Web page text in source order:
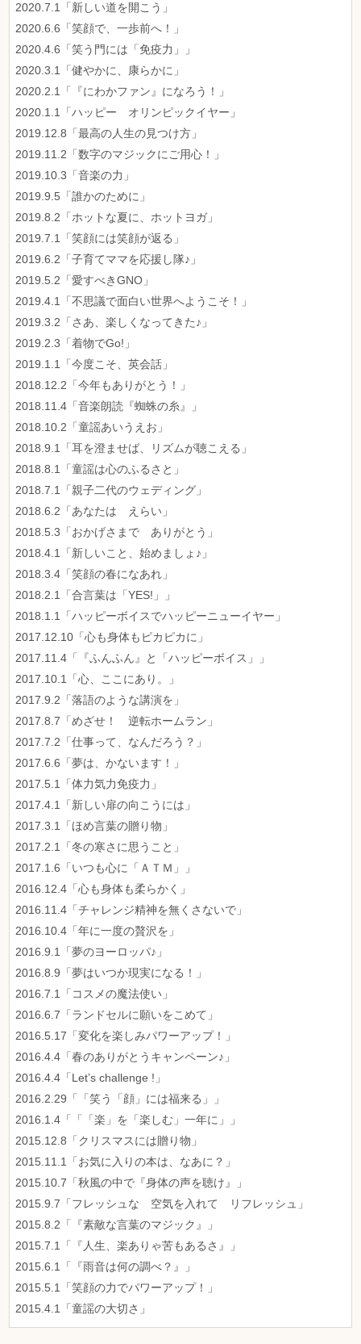
2020.7.1「新しい道を開こう」
2020.6.6「笑顔で、一歩前へ！」
2020.4.6「笑う門には「免疫力」」
2020.3.1「健やかに、康らかに」
2020.2.1「『にわかファン』になろう！」
2020.1.1「ハッピー オリンピックイヤー」
2019.12.8「最高の人生の見つけ方」
2019.11.2「数字のマジックにご用心！」
2019.10.3「音楽の力」
2019.9.5「誰かのために」
2019.8.2「ホットな夏に、ホットヨガ」
2019.7.1「笑顔には笑顔が返る」
2019.6.2「子育てママを応援し隊♪」
2019.5.2「愛すべきGNO」
2019.4.1「不思議で面白い世界へようこそ！」
2019.3.2「さあ、楽しくなってきた♪」
2019.2.3「着物でGo!」
2019.1.1「今度こそ、英会話」
2018.12.2「今年もありがとう！」
2018.11.4「音楽朗読『蜘蛛の糸』」
2018.10.2「童謡あいうえお」
2018.9.1「耳を澄ませば、リズムが聴こえる」
2018.8.1「童謡は心のふるさと」
2018.7.1「親子二代のウェディング」
2018.6.2「あなたは えらい」
2018.5.3「おかげさまで ありがとう」
2018.4.1「新しいこと、始めましょ♪」
2018.3.4「笑顔の春になあれ」
2018.2.1「合言葉は「YES!」」
2018.1.1「ハッピーボイスでハッピーニューイヤー」
2017.12.10「心も身体もピカピカに」
2017.11.4「『ふんふん』と「ハッピーボイス」」
2017.10.1「心、ここにあり。」
2017.9.2「落語のような講演を」
2017.8.7「めざせ！ 逆転ホームラン」
2017.7.2「仕事って、なんだろう？」
2017.6.6「夢は、かないます！」
2017.5.1「体力気力免疫力」
2017.4.1「新しい扉の向こうには」
2017.3.1「ほめ言葉の贈り物」
2017.2.1「冬の寒さに思うこと」
2017.1.6「いつも心に「ＡＴＭ」」
2016.12.4「心も身体も柔らかく」
2016.11.4「チャレンジ精神を無くさないで」
2016.10.4「年に一度の贅沢を」
2016.9.1「夢のヨーロッパ♪」
2016.8.9「夢はいつか現実になる！」
2016.7.1「コスメの魔法使い」
2016.6.7「ランドセルに願いをこめて」
2016.5.17「変化を楽しみパワーアップ！」
2016.4.4「春のありがとうキャンペーン♪」
2016.4.4「Let’s challenge !」
2016.2.29「「笑う「顔」には福来る」」
2016.1.4「「「楽」を「楽しむ」一年に」」
2015.12.8「クリスマスには贈り物」
2015.11.1「お気に入りの本は、なあに？」
2015.10.7「秋風の中で『身体の声を聴け』」
2015.9.7「フレッシュな 空気を入れて リフレッシュ」
2015.8.2「『素敵な言葉のマジック』」
2015.7.1「『人生、楽ありゃ苦もあるさ』」
2015.6.1「『雨音は何の調べ？』」
2015.5.1「笑顔の力でパワーアップ！」
2015.4.1「童謡の大切さ」